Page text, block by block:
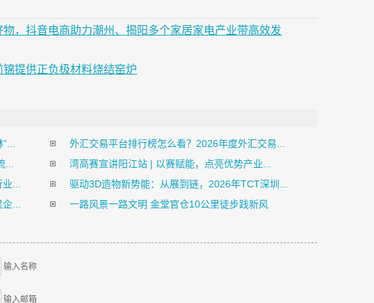
，抖音电商助力潮州、揭阳多个家居家电产业带高效发
提供正负极材料烧结窑炉
外汇交易平台排行榜怎么看？2026年度外汇交易...
...
湾高赛宣讲阳江站 | 以赛赋能，点亮优势产业...
业...
驱动3D造物新势能：从展到链，2026年TCT深圳...
企...
一路风景一路文明 金堂官仓10公里徒步践新风
输入名称
输入邮箱